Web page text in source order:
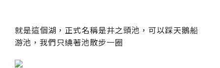
就是這個湖，正式名稱是井之頭池，可以踩天鵝船
游池，我們只繞著池散步一圈